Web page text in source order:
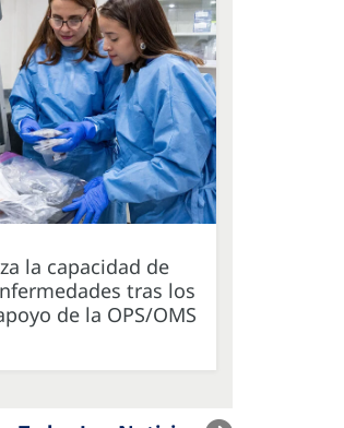
la capacidad de
tras los
de la OPS/OMS